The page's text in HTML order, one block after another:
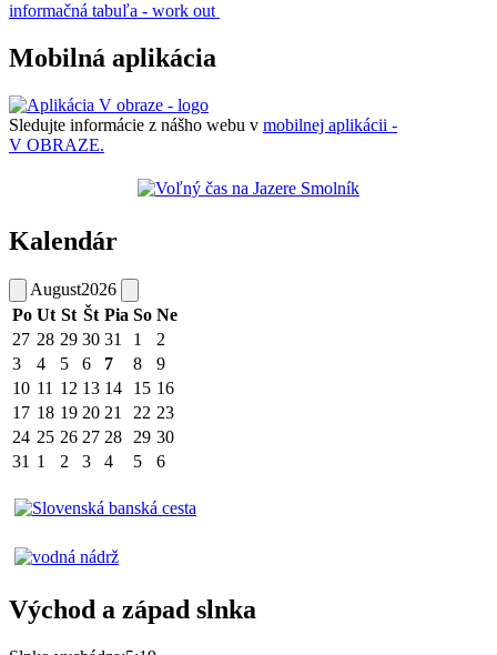
informačná tabuľa - work out
Mobilná aplikácia
Sledujte informácie z nášho webu v mobilnej aplikácii -
V OBRAZE.
Kalendár
August2026
Po Ut St Št Pia So Ne
27 28 29 30 31 1
2
3
4 5 6 7 8
9
10 11 12 13 14 15 16
17 18 19 20 21 22 23
24 25 26 27 28 29 30
31 1 2 3 4 5 6
Východ a západ slnka